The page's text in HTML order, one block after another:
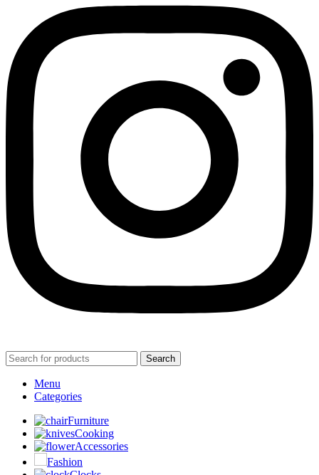
Search
Menu
Categories
Furniture
Cooking
Accessories
Fashion